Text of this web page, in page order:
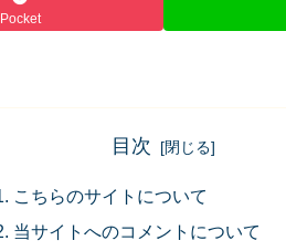
Pocket
目次
こちらのサイトについて
当サイトへのコメントについて